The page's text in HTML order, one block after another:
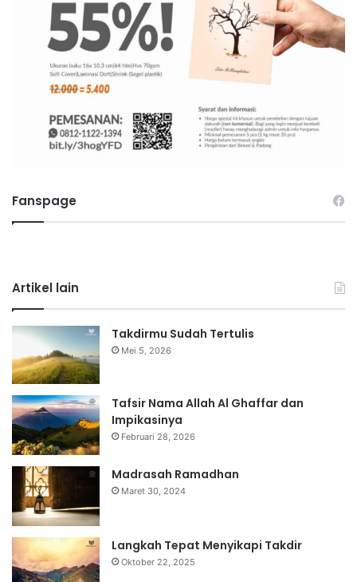
Fanspage
Artikel lain
Takdirmu Sudah Tertulis
Mei 5, 2026
Tafsir Nama Allah Al Ghaffar dan
Impikasinya
Februari 28, 2026
Madrasah Ramadhan
Maret 30, 2024
Langkah Tepat Menyikapi Takdir
Oktober 22, 2025